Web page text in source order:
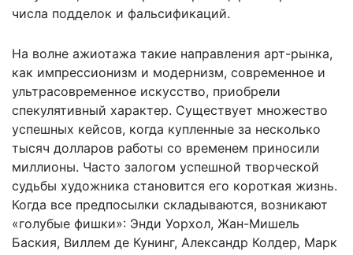
числа подделок и фальсификаций.
На волне ажиотажа такие направления арт-рынка,
как импрессионизм и модернизм, современное и
ультрасовременное искусство, приобрели
спекулятивный характер. Существует множество
успешных кейсов, когда купленные за несколько
тысяч долларов работы со временем приносили
миллионы. Часто залогом успешной творческой
судьбы художника становится его короткая жизнь.
Когда все предпосылки складываются, возникают
«голубые фишки»: Энди Уорхол, Жан-Мишель
Баския, Виллем де Кунинг, Александр Колдер, Марк